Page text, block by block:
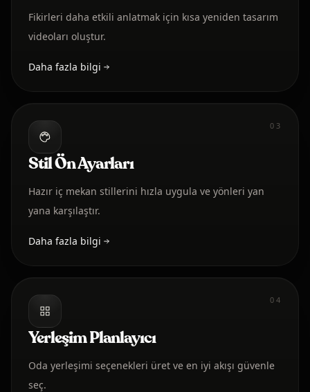
Fikirleri daha etkili anlatmak için kısa yeniden tasarım
videoları oluştur.
Daha fazla bilgi
03
Stil Ön Ayarları
Hazır iç mekan stillerini hızla uygula ve yönleri yan
yana karşılaştır.
Daha fazla bilgi
04
Yerleşim Planlayıcı
Oda yerleşimi seçenekleri üret ve en iyi akışı güvenle
seç.